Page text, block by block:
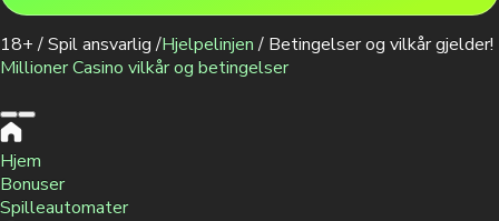
18+ / Spil ansvarlig /Hjelpelinjen/ Betingelser og vilkår gjelder!
Millioner Casino vilkår og betingelser
Hjem
Bonuser
Spilleautomater